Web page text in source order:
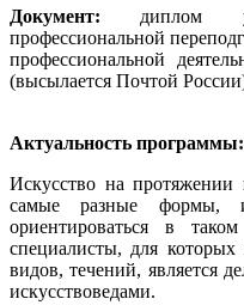
Документ: диплом
профессиональной
профессиональной
(высылается Почтой
Актуальность программы:
Искусство на протяжении
самые разные формы,
ориентироваться в
специалисты, для которых
видов, течений, является
искусствоведами.